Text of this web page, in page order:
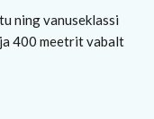
ning vanuseklassi
400 meetrit vabalt